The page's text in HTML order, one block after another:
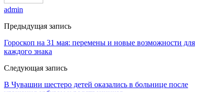
admin
Предыдущая запись
Гороскоп на 31 мая: перемены и новые возможности для
каждого знака
Следующая запись
В Чувашии шестеро детей оказались в больнице после